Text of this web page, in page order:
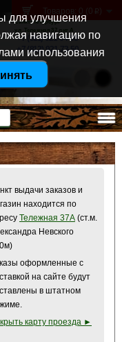
Санкт-Петербург
ул. Тележная 37 лит А
+7 (911) 021-04-08
+7 (812) 921-73-50
Товаров: 0 (0 p )
выдачи заказов и
находится по
Тележная 37А (ст.м.
Невского
оформленные с
на сайте будут
в штатном
карту проезда ►
для улучшения
навигацию по
использования